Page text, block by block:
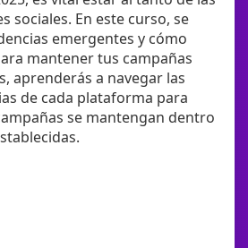
sociales. En este curso, se
emergentes y cómo
mantener tus campañas
aprenderás a navegar las
de cada plataforma para
se mantengan dentro